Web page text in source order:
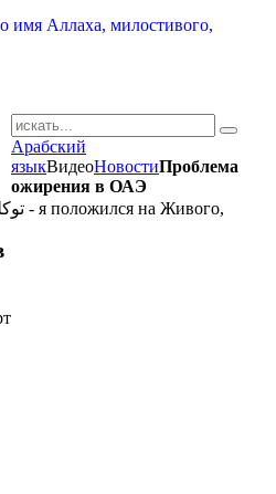
Арабский
языкВидеоНовостиПроблема
ожирения в ОАЭ